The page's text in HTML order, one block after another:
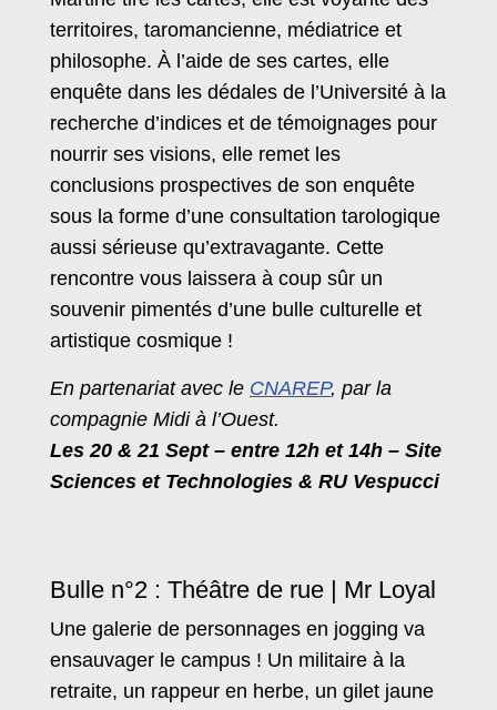
territoires, taromancienne, médiatrice et
philosophe. À l’aide de ses cartes, elle
enquête dans les dédales de l’Université à la
recherche d’indices et de témoignages pour
nourrir ses visions, elle remet les
conclusions prospectives de son enquête
sous la forme d’une consultation tarologique
aussi sérieuse qu’extravagante. Cette
rencontre vous laissera à coup sûr un
souvenir pimentés d’une bulle culturelle et
artistique cosmique !
En partenariat avec le CNAREP, par la
compagnie Midi à l’Ouest.
Les 20 & 21 Sept – entre 12h et 14h – Site
Sciences et Technologies & RU Vespucci
Bulle n°2 : Théâtre de rue | Mr Loyal
Une galerie de personnages en jogging va
ensauvager le campus ! Un militaire à la
retraite, un rappeur en herbe, un gilet jaune